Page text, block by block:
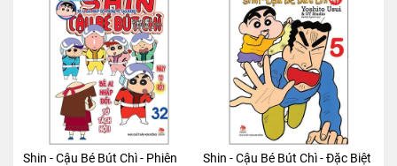
Shin - Cậu Bé Bút Chì - Phiên
Shin - Cậu Bé Bút Chì - Đặc Biệt